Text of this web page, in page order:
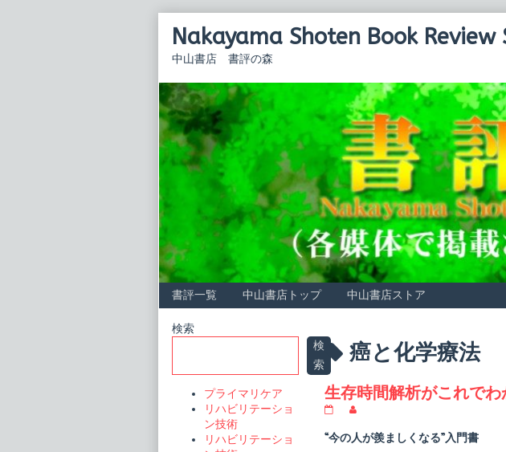
Nakayama Shoten Book Review
中山書店 書評の森
書評一覧 中山書店トップ 中山書店ストア
Posts
tagged
癌と化学療法
生存時間解析がこれで
時
間
posts
by
“今の人が羨ましくなる”入門書
Primary
検索
検
索
プライマリケア
リハビリテーショ
ン技術
リハビリテーショ